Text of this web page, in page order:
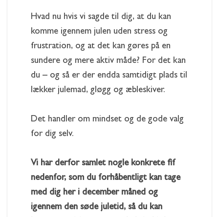
Hvad nu hvis vi sagde til dig, at du kan
komme igennem julen uden stress og
frustration, og at det kan gøres på en
sundere og mere aktiv måde? For det kan
du – og så er der endda samtidigt plads til
lækker julemad, gløgg og æbleskiver.
Det handler om mindset og de gode valg
for dig selv.
Vi har derfor samlet nogle konkrete fif
nedenfor, som du forhåbentligt kan tage
med dig her i december måned og
igennem den søde juletid, så du kan